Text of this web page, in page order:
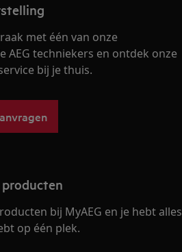
met één van onze
AEG techniekers en ontdek onze
bij je thuis.
bij MyAEG en je hebt alles
op één plek.